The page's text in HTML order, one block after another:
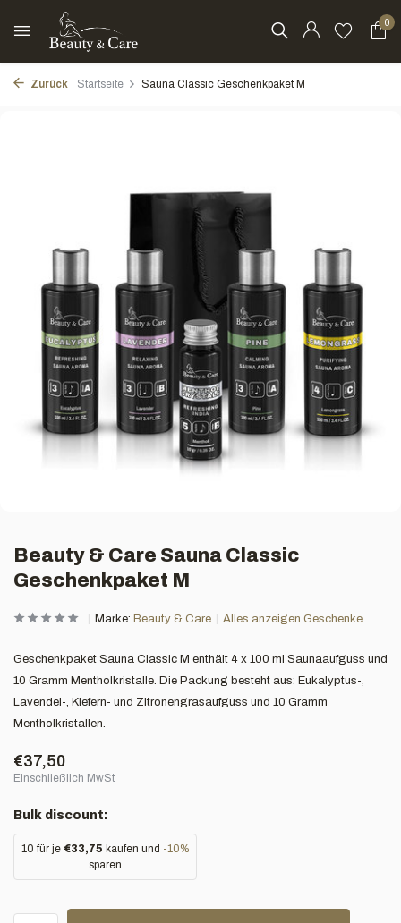
0
Zurück Startseite Sauna Classic Geschenkpaket M
Beauty & Care Sauna Classic
Geschenkpaket M
Marke: Beauty & Care Alles anzeigen Geschenke
Geschenkpaket Sauna Classic M enthält 4 x 100 ml Saunaaufguss und
10 Gramm Mentholkristalle. Die Packung besteht aus: Eukalyptus-,
Lavendel-, Kiefern- und Zitronengrasaufguss und 10 Gramm
Mentholkristallen.
€37,50
Einschließlich MwSt
Bulk discount:
10 für je €33,75 kaufen und -10%
sparen